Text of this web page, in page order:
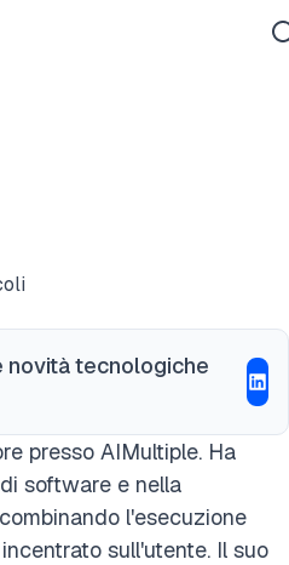
novità tecnologiche
presso AIMultiple. Ha
software e nella
l'esecuzione
sull'utente. Il suo